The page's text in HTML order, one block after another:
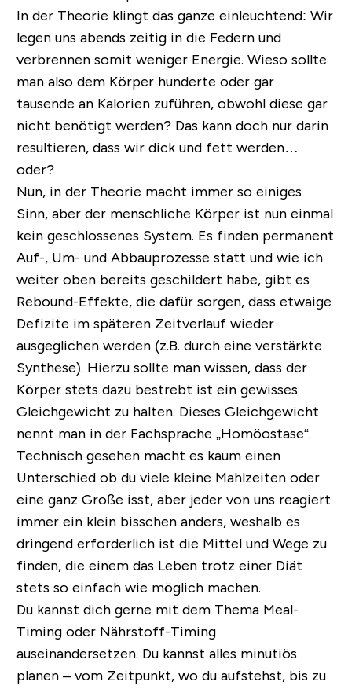
In der Theorie klingt das ganze einleuchtend: Wir
legen uns abends zeitig in die Federn und
verbrennen somit weniger Energie. Wieso sollte
man also dem Körper hunderte oder gar
tausende an Kalorien zuführen, obwohl diese gar
nicht benötigt werden? Das kann doch nur darin
resultieren, dass wir dick und fett werden…
oder?
Nun, in der Theorie macht immer so einiges
Sinn, aber der menschliche Körper ist nun einmal
kein geschlossenes System. Es finden permanent
Auf-, Um- und Abbauprozesse statt und wie ich
weiter oben bereits geschildert habe, gibt es
Rebound-Effekte, die dafür sorgen, dass etwaige
Defizite im späteren Zeitverlauf wieder
ausgeglichen werden (z.B. durch eine verstärkte
Synthese). Hierzu sollte man wissen, dass der
Körper stets dazu bestrebt ist ein gewisses
Gleichgewicht zu halten. Dieses Gleichgewicht
nennt man in der Fachsprache „Homöostase“.
Technisch gesehen macht es kaum einen
Unterschied ob du viele kleine Mahlzeiten oder
eine ganz Große isst, aber jeder von uns reagiert
immer ein klein bisschen anders, weshalb es
dringend erforderlich ist die Mittel und Wege zu
finden, die einem das Leben trotz einer Diät
stets so einfach wie möglich machen.
Du kannst dich gerne mit dem Thema Meal-
Timing oder Nährstoff-Timing
auseinandersetzen. Du kannst alles minutiös
planen – vom Zeitpunkt, wo du aufstehst, bis zu